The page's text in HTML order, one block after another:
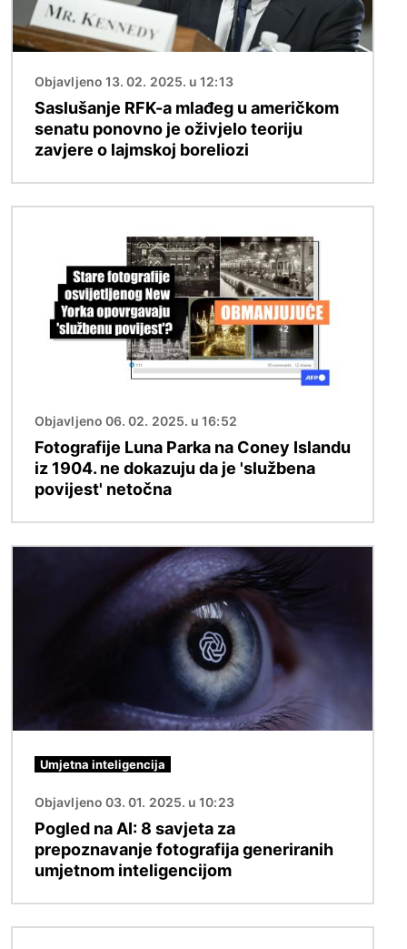
Objavljeno 13. 02. 2025. u 12:13
Saslušanje RFK-a mlađeg u američkom
senatu ponovno je oživjelo teoriju
zavjere o lajmskoj boreliozi
Objavljeno 06. 02. 2025. u 16:52
Fotografije Luna Parka na Coney Islandu
iz 1904. ne dokazuju da je 'službena
povijest' netočna
Umjetna inteligencija
Objavljeno 03. 01. 2025. u 10:23
Pogled na AI: 8 savjeta za
prepoznavanje fotografija generiranih
umjetnom inteligencijom